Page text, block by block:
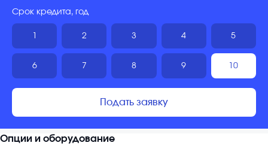
Срок кредита, год
2 3 4 5
6 7 8 9 10
Подать заявку
Опции и оборудование